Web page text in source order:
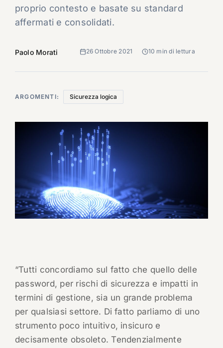
proprio contesto e basate su standard
affermati e consolidati.
Paolo Morati 26 Ottobre 2021 10 min di lettura
ARGOMENTI: Sicurezza logica
“Tutti concordiamo sul fatto che quello delle
password, per rischi di sicurezza e impatti in
termini di gestione, sia un grande problema
per qualsiasi settore. Di fatto parliamo di uno
strumento poco intuitivo, insicuro e
decisamente obsoleto. Tendenzialmente